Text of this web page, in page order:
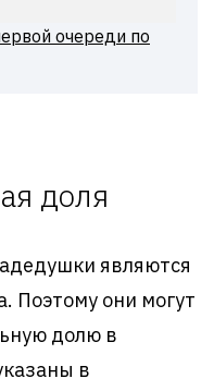
очереди по
доля
являются
Поэтому они могут
долю в
в